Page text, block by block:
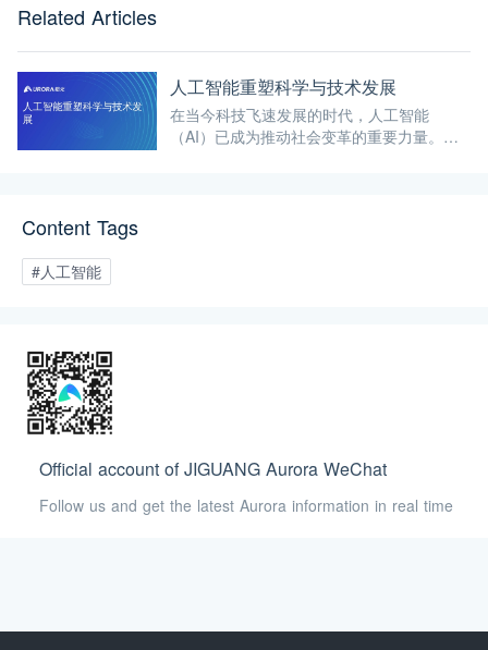
Related Articles
人工智能重塑科学与技术发展
在当今科技飞速发展的时代，人工智能
（AI）已成为推动社会变革的重要力量。它
Content Tags
#人工智能
Official account of JIGUANG Aurora WeChat
Follow us and get the latest Aurora information in real time